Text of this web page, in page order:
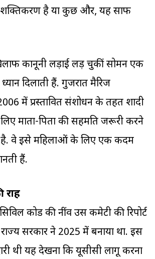
है या कुछ और, यह साफ
कानूनी लड़ाई लड़ चुकीं सोमन एक
दिलाती हैं. गुजरात मैरिज
में प्रस्तावित संशोधन के तहत शादी
माता-पिता की सहमति जरूरी करने
है. वे इसे महिलाओं के लिए एक कदम
हैं.
राह
कोड की नींव उस कमेटी की रिपोर्ट
सरकार ने 2025 में बनाया था. इस
थी यह देखना कि यूसीसी लागू करना